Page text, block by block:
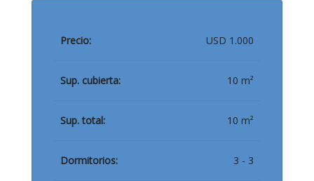
Precio: USD 1.000
Sup. cubierta: 10 m²
Sup. total: 10 m²
Dormitorios: 3 - 3